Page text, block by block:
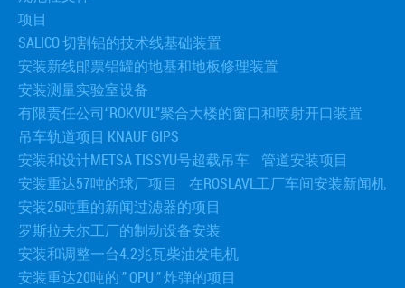
项目
SALICO 切割铝的技术线基础装置
安装新线邮票铝罐的地基和地板修理装置
安装测量实验室设备
有限责任公司“ROKVUL”聚合大楼的窗口和喷射开口装置
吊车轨道项目 KNAUF GIPS
安装和设计METSA TISSYU号超载吊车
管道安装项目
安装重达57吨的球厂项目
在ROSLAVL工厂车间安装新闻机
安装25吨重的新闻过滤器的项目
罗斯拉夫尔工厂的制动设备安装
安装和调整一台4.2兆瓦柴油发电机
安装重达20吨的 ” OPU ” 炸弹的项目